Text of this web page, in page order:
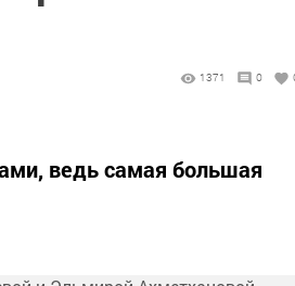
1371 0
ведь самая большая